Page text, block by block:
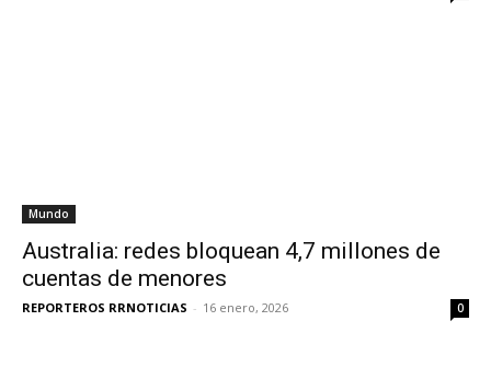
Mundo
Australia: redes bloquean 4,7 millones de
cuentas de menores
REPORTEROS RRNOTICIAS - 16 enero, 2026 0